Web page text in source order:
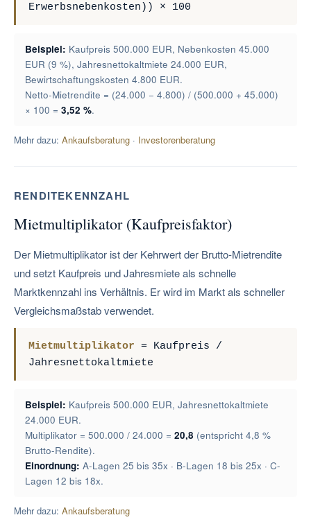
Erwerbsnebenkosten)) × 100
Beispiel: Kaufpreis 500.000 EUR, Nebenkosten 45.000
EUR (9 %), Jahresnettokaltmiete 24.000 EUR,
Bewirtschaftungskosten 4.800 EUR.
Netto-Mietrendite = (24.000 − 4.800) / (500.000 + 45.000)
× 100 = 3,52 %.
Mehr dazu: Ankaufsberatung · Investorenberatung
RENDITEKENNZAHL
Mietmultiplikator (Kaufpreisfaktor)
Der Mietmultiplikator ist der Kehrwert der Brutto-Mietrendite
und setzt Kaufpreis und Jahresmiete als schnelle
Marktkennzahl ins Verhältnis. Er wird im Markt als schneller
Vergleichsmaßstab verwendet.
Mietmultiplikator = Kaufpreis /
Jahresnettokaltmiete
Beispiel: Kaufpreis 500.000 EUR, Jahresnettokaltmiete
24.000 EUR.
Multiplikator = 500.000 / 24.000 = 20,8 (entspricht 4,8 %
Brutto-Rendite).
Einordnung: A-Lagen 25 bis 35x · B-Lagen 18 bis 25x · C-
Lagen 12 bis 18x.
Mehr dazu: Ankaufsberatung